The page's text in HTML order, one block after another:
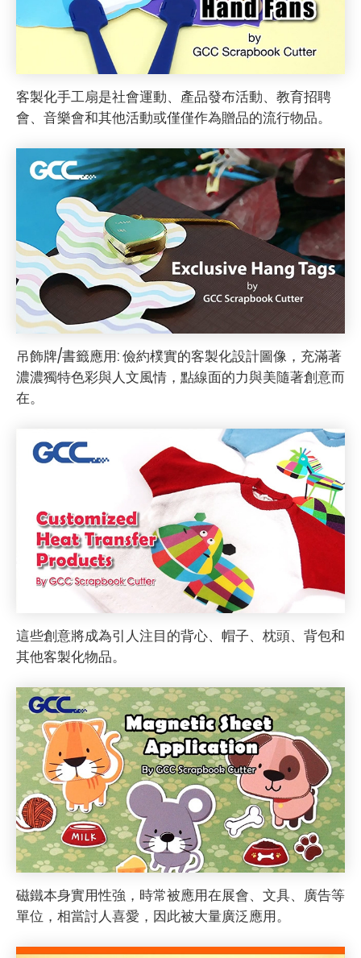
客製化手工扇是社會運動、產品發布活動、教育招聘
會、音樂會和其他活動或僅僅作為贈品的流行物品。
吊飾牌/書籤應用: 儉約樸實的客製化設計圖像，充滿著
濃濃獨特色彩與人文風情，點線面的力與美隨著創意而
在。
這些創意將成為引人注目的背心、帽子、枕頭、背包和
其他客製化物品。
磁鐵本身實用性強，時常被應用在展會、文具、廣告等
單位，相當討人喜愛，因此被大量廣泛應用。